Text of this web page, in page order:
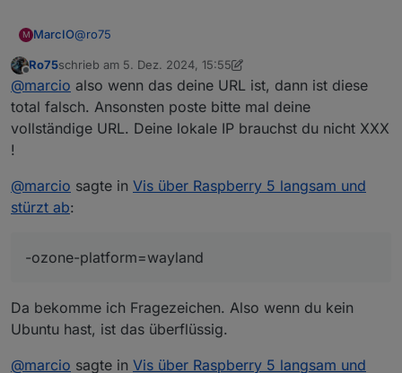
M MarcIO@ro75
Das ist die Kioskeinstellung bei mir. Dadurch dass der
Browser mir den Error 5 ausgibt und dieser mit
Cookies und Cache zu tun haben kann, habe ich alles
mögliche abgeschaltet.
chromium-browser --enable-
features=UseOzonePlatform --ozone-
platform=wayland --disk-cache-dir=/dev/null --disk-
--disable-features=Cookies --clear-cache --incognito
Offline
Ro75schrieb am 5. Dez. 2024, 15:55
zuletzt editiert von Ro7512. Mai 2024, 16:59
@marcio also wenn das deine URL ist, dann ist diese
total falsch. Ansonsten poste bitte mal deine
vollständige URL. Deine lokale IP brauchst du nicht XXX
!
@marcio sagte in Vis über Raspberry 5 langsam und
stürzt ab:
-ozone-platform=wayland
Da bekomme ich Fragezeichen. Also wenn du kein
Ubuntu hast, ist das überflüssig.
@marcio sagte in Vis über Raspberry 5 langsam und